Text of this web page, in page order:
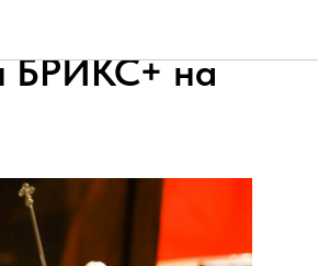
БРИКС+ на